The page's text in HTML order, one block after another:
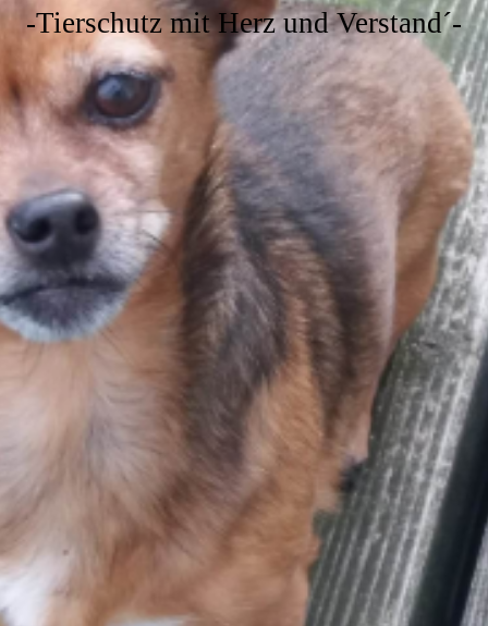
-Tierschutz mit Herz und Verstand´-